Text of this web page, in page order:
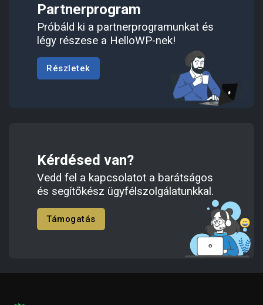
Partnerprogram
Próbáld ki a partnerprogramunkat és
légy részese a HelloWP-nek!
Részletek
Kérdésed van?
Vedd fel a kapcsolatot a barátságos
és segítőkész ügyfélszolgálatunkkal.
Támogatás